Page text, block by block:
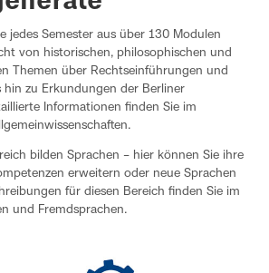
jedes Semester aus über 130 Modulen
von historischen, philosophischen und
Themen über Rechtseinführungen und
hin zu Erkundungen der Berliner
Informationen finden Sie im
bilden Sprachen – hier können Sie ihre
erweitern oder neue Sprachen
für diesen Bereich finden Sie im
und Fremdsprachen.